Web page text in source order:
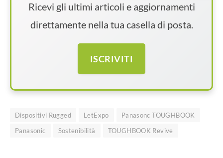
Ricevi gli ultimi articoli e aggiornamenti
direttamente nella tua casella di posta.
ISCRIVITI
Dispositivi Rugged LetExpo
Panasonc TOUGHBOOK
Panasonic
Sostenibilità TOUGHBOOK Revive